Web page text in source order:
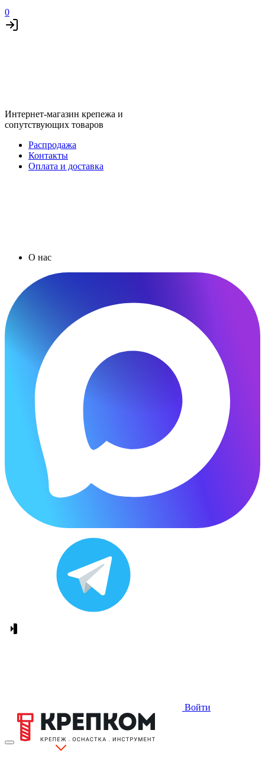
0
Интернет-магазин крепежа и
сопутствующих товаров
Распродажа
Контакты
Оплата и доставка
О нас
Войти